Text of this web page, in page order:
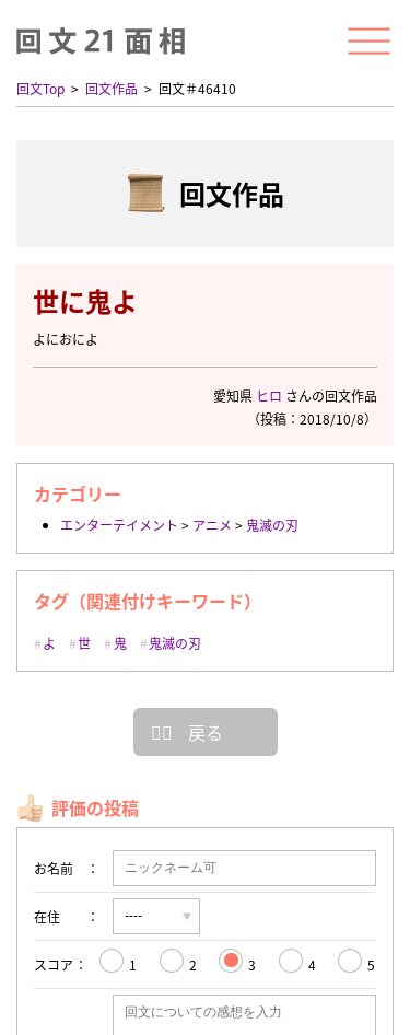
回文Top 回文作品 回文＃46410
回文作品
世に鬼よ
よにおによ
愛知県 ヒロ さんの回文作品
（投稿：2018/10/8）
カテゴリー
エンターテイメント > アニメ > 鬼滅の刃
タグ（関連付けキーワード）
よ 世 鬼 鬼滅の刃
戻る
評価の投稿
お名前
在住
スコア 1 2 3 4 5